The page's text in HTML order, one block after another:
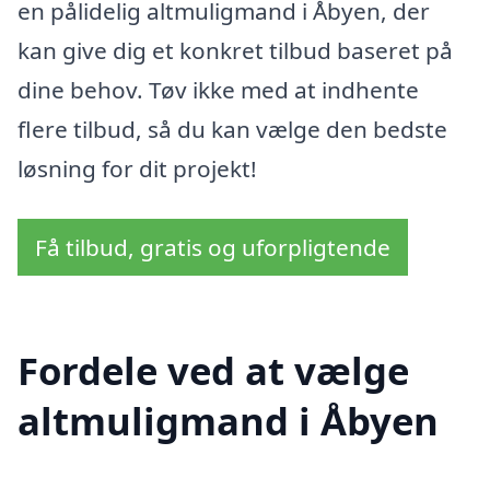
en pålidelig altmuligmand i Åbyen, der
kan give dig et konkret tilbud baseret på
dine behov. Tøv ikke med at indhente
flere tilbud, så du kan vælge den bedste
løsning for dit projekt!
Få tilbud, gratis og uforpligtende
Fordele ved at vælge
altmuligmand i Åbyen